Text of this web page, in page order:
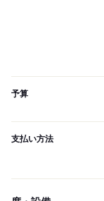
予算
支払い方法